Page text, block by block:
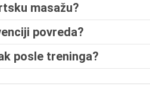
masažu?
povreda?
posle treninga?